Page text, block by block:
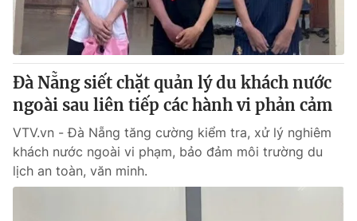
Cơ quan báo chí:
Thời báo VTV
Giấy phép hoạt động báo in và báo điện tử số 483/GP-BTTTT
cấp ngày 29/12/2023
Tổng Biên tập:Vũ Thanh Thủy
Phó Tổng Biên tập: Nguyễn Thị Mỹ Hạnh, Phạm Quốc Thắng,
Nguyễn Trọng Ninh
Tổng đài VTV:
024.38 355 931 - 024.38 355 932
Ðiện thoại Thời báo VTV:024.66 897 897
Email:toasoan@vtv.vn
Liên hệ quảng cáo:024-7300.7108
Đà Nẵng siết chặt quản lý du khách nước
ngoài sau liên tiếp các hành vi phản cảm
VTV.vn - Đà Nẵng tăng cường kiểm tra, xử lý nghiêm
khách nước ngoài vi phạm, bảo đảm môi trường du
lịch an toàn, văn minh.